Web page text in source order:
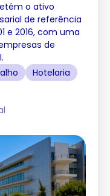
o ativo
de referência
e 2016, com uma
de
Hotelaria